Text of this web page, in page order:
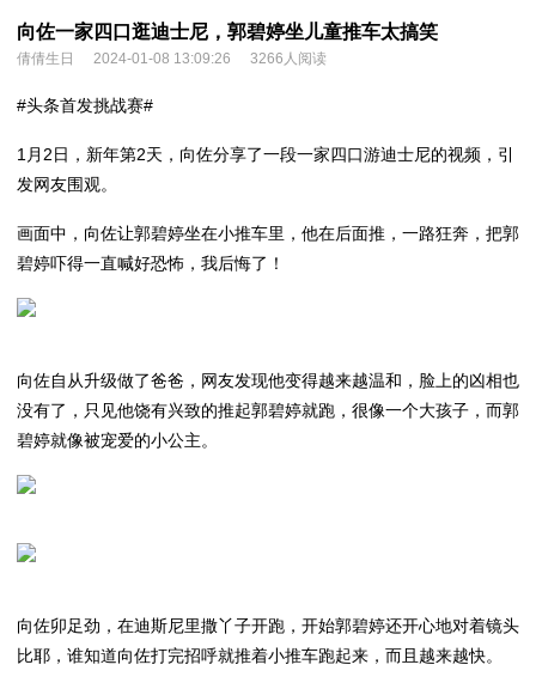
向佐一家四口逛迪士尼，郭碧婷坐儿童推车太搞笑
倩倩生日 2024-01-08 13:09:26 3266人阅读
#头条首发挑战赛#
1月2日，新年第2天，向佐分享了一段一家四口游迪士尼的视频，引
发网友围观。
画面中，向佐让郭碧婷坐在小推车里，他在后面推，一路狂奔，把郭
碧婷吓得一直喊好恐怖，我后悔了！
向佐自从升级做了爸爸，网友发现他变得越来越温和，脸上的凶相也
没有了，只见他饶有兴致的推起郭碧婷就跑，很像一个大孩子，而郭
碧婷就像被宠爱的小公主。
向佐卯足劲，在迪斯尼里撒丫子开跑，开始郭碧婷还开心地对着镜头
比耶，谁知道向佐打完招呼就推着小推车跑起来，而且越来越快。